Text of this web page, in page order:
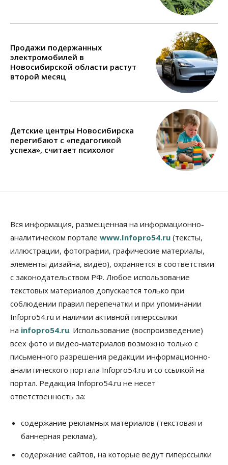
Продажи подержанных
электромобилей в
Новосибирской области растут
второй месяц
Детские центры Новосибирска
перегибают с «педагогикой
успеха», считает психолог
Вся информация, размещенная на информационно-
аналитическом портале www.Infopro54.ru (тексты,
иллюстрации, фотографии, графические материалы,
элементы дизайна, видео), охраняется в соответствии
с законодательством РФ. Любое использование
текстовых материалов допускается только при
соблюдении правил перепечатки и при упоминании
Infopro54.ru и наличии активной гиперссылки
на infopro54.ru. Использование (воспроизведение)
всех фото и видео-материалов возможно только с
письменного разрешения редакции информационно-
аналитического портала Infopro54.ru и со ссылкой на
портал. Редакция Infopro54.ru не несет
ответственность за:
содержание рекламных материалов (текстовая и
баннерная реклама),
содержание сайтов, на которые ведут гиперссылки